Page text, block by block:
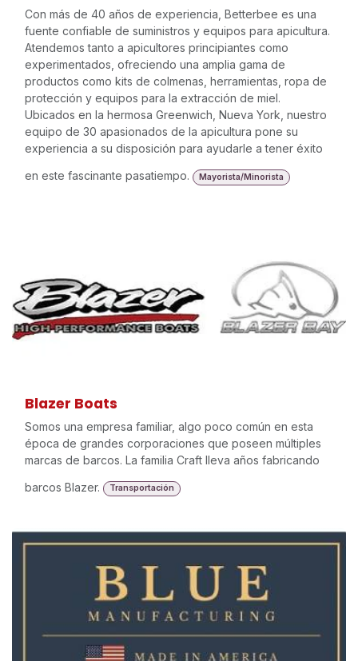
Con más de 40 años de experiencia, Betterbee es una
fuente confiable de suministros y equipos para apicultura.
Atendemos tanto a apicultores principiantes como
experimentados, ofreciendo una amplia gama de
productos como kits de colmenas, herramientas, ropa de
protección y equipos para la extracción de miel.
Ubicados en la hermosa Greenwich, Nueva York, nuestro
equipo de 30 apasionados de la apicultura pone su
experiencia a su disposición para ayudarle a tener éxito
en este fascinante pasatiempo.
Mayorista/Minorista
Blazer Boats
Somos una empresa familiar, algo poco común en esta
época de grandes corporaciones que poseen múltiples
marcas de barcos. La familia Craft lleva años fabricando
barcos Blazer.
Transportación